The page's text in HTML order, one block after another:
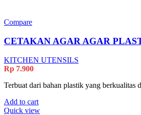
Compare
CETAKAN AGAR AGAR
KITCHEN UTENSILS
Rp 7.900
Terbuat dari bahan plastik yang berkualitas
Add to cart
Quick view